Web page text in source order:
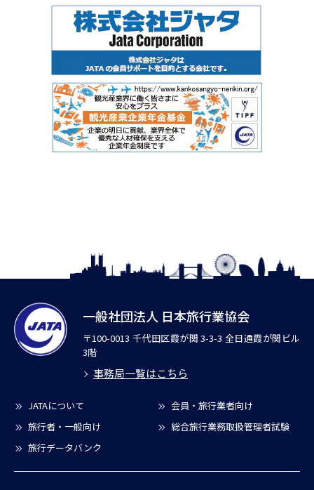
一般社団法人 日本旅行業協会
〒100-0013 千代田区霞が関 3-3-3 全日通霞が関ビル
3階
事務局一覧はこちら
JATAについて
会員・旅行業者向け
旅行者・一般向け
総合旅行業務取扱管理者試験
旅行データバンク